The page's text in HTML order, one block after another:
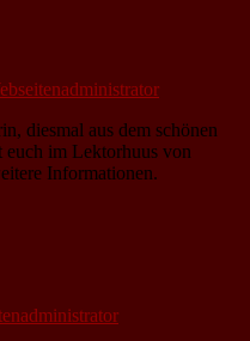
diesmal aus dem schönen
im Lektorhuus von
Informationen.